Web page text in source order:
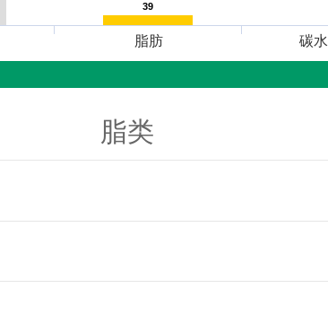
39
39
脂肪 碳
脂类